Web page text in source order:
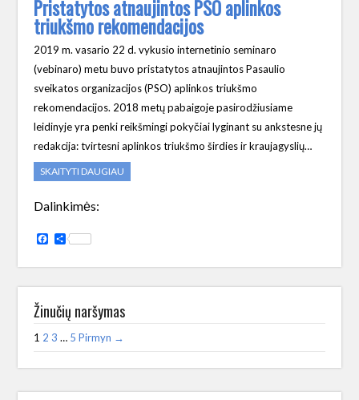
Pristatytos atnaujintos PSO aplinkos
triukšmo rekomendacijos
2019 m. vasario 22 d. vykusio internetinio seminaro
(vebinaro) metu buvo pristatytos atnaujintos Pasaulio
sveikatos organizacijos (PSO) aplinkos triukšmo
rekomendacijos. 2018 metų pabaigoje pasirodžiusiame
leidinyje yra penki reikšmingi pokyčiai lyginant su ankstesne jų
redakcija: tvirtesni aplinkos triukšmo širdies ir kraujagyslių…
SKAITYTI DAUGIAU
Dalinkimės:
Facebook
Share
Žinučių naršymas
1 2 3 … 5 Pirmyn →